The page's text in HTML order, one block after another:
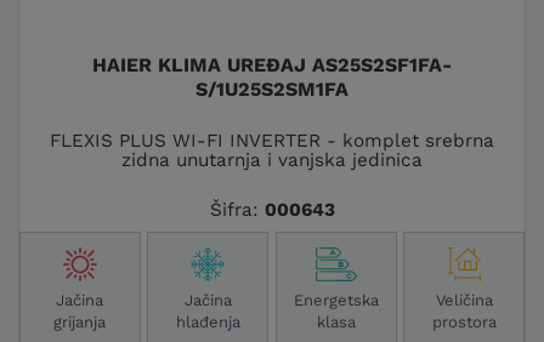
HAIER KLIMA UREĐAJ AS25S2SF1FA-
S/1U25S2SM1FA
FLEXIS PLUS WI-FI INVERTER - komplet srebrna
zidna unutarnja i vanjska jedinica
Šifra: 000643
Jačina
grijanja
Jačina
hlađenja
Energetska
klasa
Veličina
prostora